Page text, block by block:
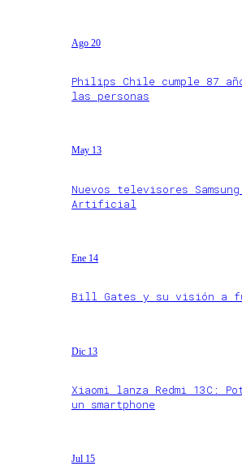
Ago 20
Philips Chile cumple 87
las personas
May 13
Nuevos televisores
Artificial
Ene 14
Bill Gates y su visión a
Dic 13
Xiaomi lanza Redmi 13C:
un smartphone
Jul 15